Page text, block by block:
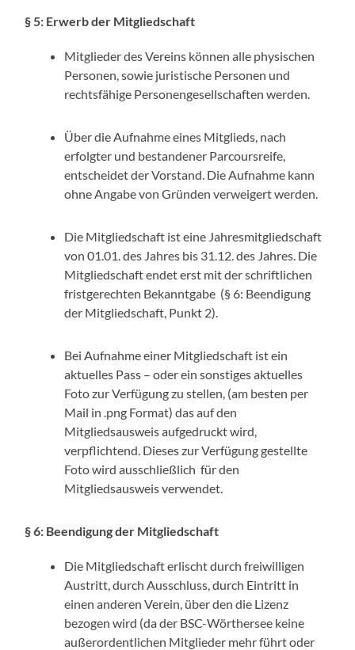
§ 5: Erwerb der Mitgliedschaft
Mitglieder des Vereins können alle physischen
Personen, sowie juristische Personen und
rechtsfähige Personengesellschaften werden.
Über die Aufnahme eines Mitglieds, nach
erfolgter und bestandener Parcoursreife,
entscheidet der Vorstand. Die Aufnahme kann
ohne Angabe von Gründen verweigert werden.
Die Mitgliedschaft ist eine Jahresmitgliedschaft
von 01.01. des Jahres bis 31.12. des Jahres. Die
Mitgliedschaft endet erst mit der schriftlichen
fristgerechten Bekanntgabe (§ 6: Beendigung
der Mitgliedschaft, Punkt 2).
Bei Aufnahme einer Mitgliedschaft ist ein
aktuelles Pass – oder ein sonstiges aktuelles
Foto zur Verfügung zu stellen, (am besten per
Mail in .png Format) das auf den
Mitgliedsausweis aufgedruckt wird,
verpflichtend. Dieses zur Verfügung gestellte
Foto wird ausschließlich für den
Mitgliedsausweis verwendet.
§ 6: Beendigung der Mitgliedschaft
Die Mitgliedschaft erlischt durch freiwilligen
Austritt, durch Ausschluss, durch Eintritt in
einen anderen Verein, über den die Lizenz
bezogen wird (da der BSC-Wörthersee keine
außerordentlichen Mitglieder mehr führt oder